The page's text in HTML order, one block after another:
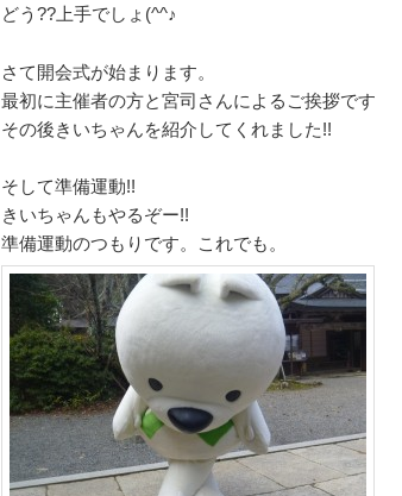
どう??上手でしょ(^^♪
さて開会式が始まります。
最初に主催者の方と宮司さんによるご挨拶です
その後きいちゃんを紹介してくれました!!
そして準備運動!!
きいちゃんもやるぞー!!
準備運動のつもりです。これでも。